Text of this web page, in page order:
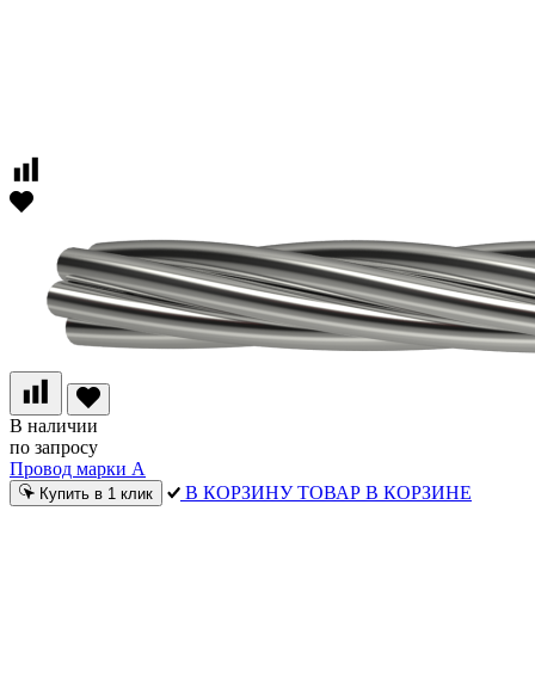
В наличии
по запросу
Провод марки А
Купить в 1 клик В КОРЗИНУ ТОВАР В КОРЗИНЕ